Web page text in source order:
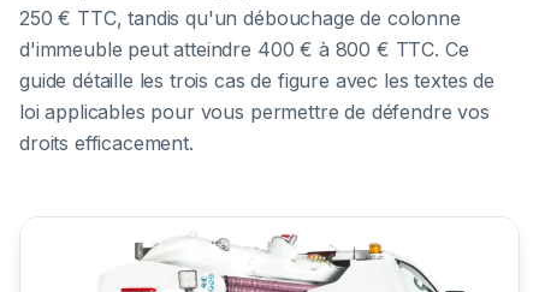
250 € TTC, tandis qu'un débouchage de colonne
d'immeuble peut atteindre 400 € à 800 € TTC. Ce
guide détaille les trois cas de figure avec les textes de
loi applicables pour vous permettre de défendre vos
droits efficacement.